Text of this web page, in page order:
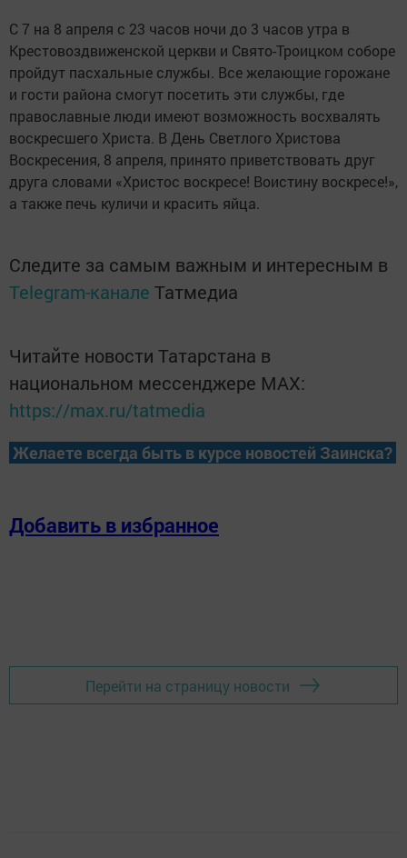
C 7 на 8 апреля с 23 часов ночи до 3 часов утра в
Крестовоздвиженской церкви и Свято-Троицком соборе
пройдут пасхальные службы. Все желающие горожане
и гости района смогут посетить эти службы, где
православные люди имеют возможность восхвалять
воскресшего Христа. В День Светлого Христова
Воскресения, 8 апреля, принято приветствовать друг
друга словами «Христос воскресе! Воистину воскресе!»,
а также печь куличи и красить яйца.
Следите за самым важным и интересным в
Telegram-канале Татмедиа
Читайте новости Татарстана в
национальном мессенджере MАХ:
https://max.ru/tatmedia
Желаете всегда быть в курсе новостей Заинска?
Добавить в избранное
Перейти на страницу новости